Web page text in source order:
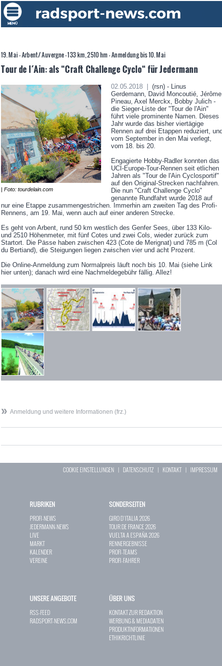
19. Mai - Arbent/ Auvergne - 133 km, 2510 hm - Anmeldung bis 10. Mai
Tour de l´Ain: als “Craft Challenge Cyclo“ für Jedermann
| Foto: tourdelain.com
02.05.2018 |
(rsn) - Linus
Gerdemann, David Moncoutié, Jérôme
Pineau, Axel Merckx, Bobby Julich -
die Sieger-Liste der "Tour de l'Ain"
führt viele prominente Namen. Dieses
Jahr wurde das bisher viertägige
Rennen auf drei Etappen reduziert,
vom September in den Mai verlegt,
vom 18. bis 20.
Engagierte Hobby-Radler konnten das
UCI-Europe-Tour-Rennen seit etlichen
Jahren als "Tour de l'Ain Cyclosportif"
auf den Original-Strecken nachfahren.
Die nun "Craft Challenge Cyclo"
genannte Rundfahrt wurde 2018 auf
nur eine Etappe zusammengestrichen. Immerhin am zweiten Tag des Profi-
Rennens, am 19. Mai, wenn auch auf einer anderen Strecke.
Es geht von Arbent, rund 50 km westlich des Genfer Sees, über 133 Kilo-
und 2510 Höhenmeter, mit fünf Cotes und zwei Cols, wieder zurück zum
Startort. Die Pässe haben zwischen 423 (Cote de Merignat) und 785 m (Col
du Bertiand), die Steigungen liegen zwischen vier und acht Prozent.
Die Online-Anmeldung zum Normalpreis läuft noch bis 10. Mai (siehe Link
hier unten); danach wird eine Nachmeldegebühr fällig. Allez!
Anmeldung und weitere Informationen (frz.)
COOKIE EINSTELLUNGEN | DATENSCHUTZ | KONTAKT| IMPRESSUM
RUBRIKEN
PROFI-NEWS
JEDERMANN-NEWS
LIVE
MARKT
KALENDER
VEREINE
SONDERSEITEN
GIRO D`ITALIA 2026
TOUR DE FRANCE 2026
VUELTA A ESPAÑA 2026
RENNERGEBNISSE
PROFI-TEAMS
PROFI-FAHRER
UNSERE ANGEBOTE
RSS-FEED
RADSPORT-NEWS.COM
ÜBER UNS
KONTAKT ZUR REDAKTION
WERBUNG & MEDIADATEN
PRODUKTINFORMATIONEN
ETHIKRICHTLINIE